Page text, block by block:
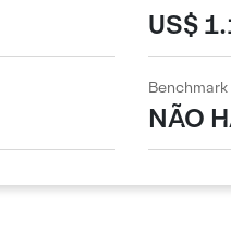
US$
Benchmark
NÃO